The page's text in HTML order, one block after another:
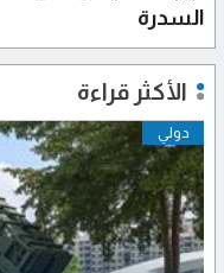
السدرة
الأكثر قراءة
دولي